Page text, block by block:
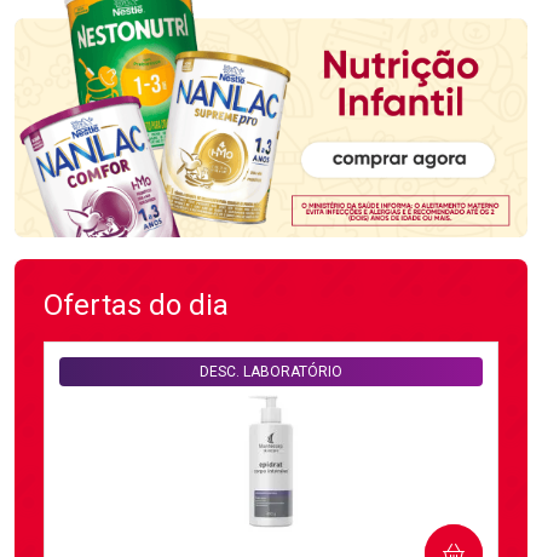
Ofertas do dia
DESC. LABORATÓRIO
COMPRAR